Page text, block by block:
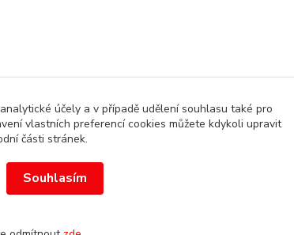
účely a v případě udělení souhlasu také pro
vlastních preferencí cookies můžete kdykoli upravit
části stránek.
Souhlasím